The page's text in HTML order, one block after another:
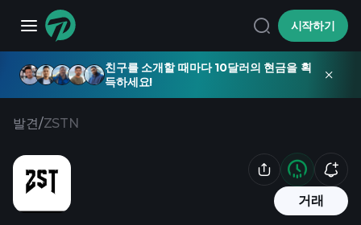
시작하기
친구를 소개할 때마다 10달러의 현금을 획
득하세요!
발견/ZSTN
거래